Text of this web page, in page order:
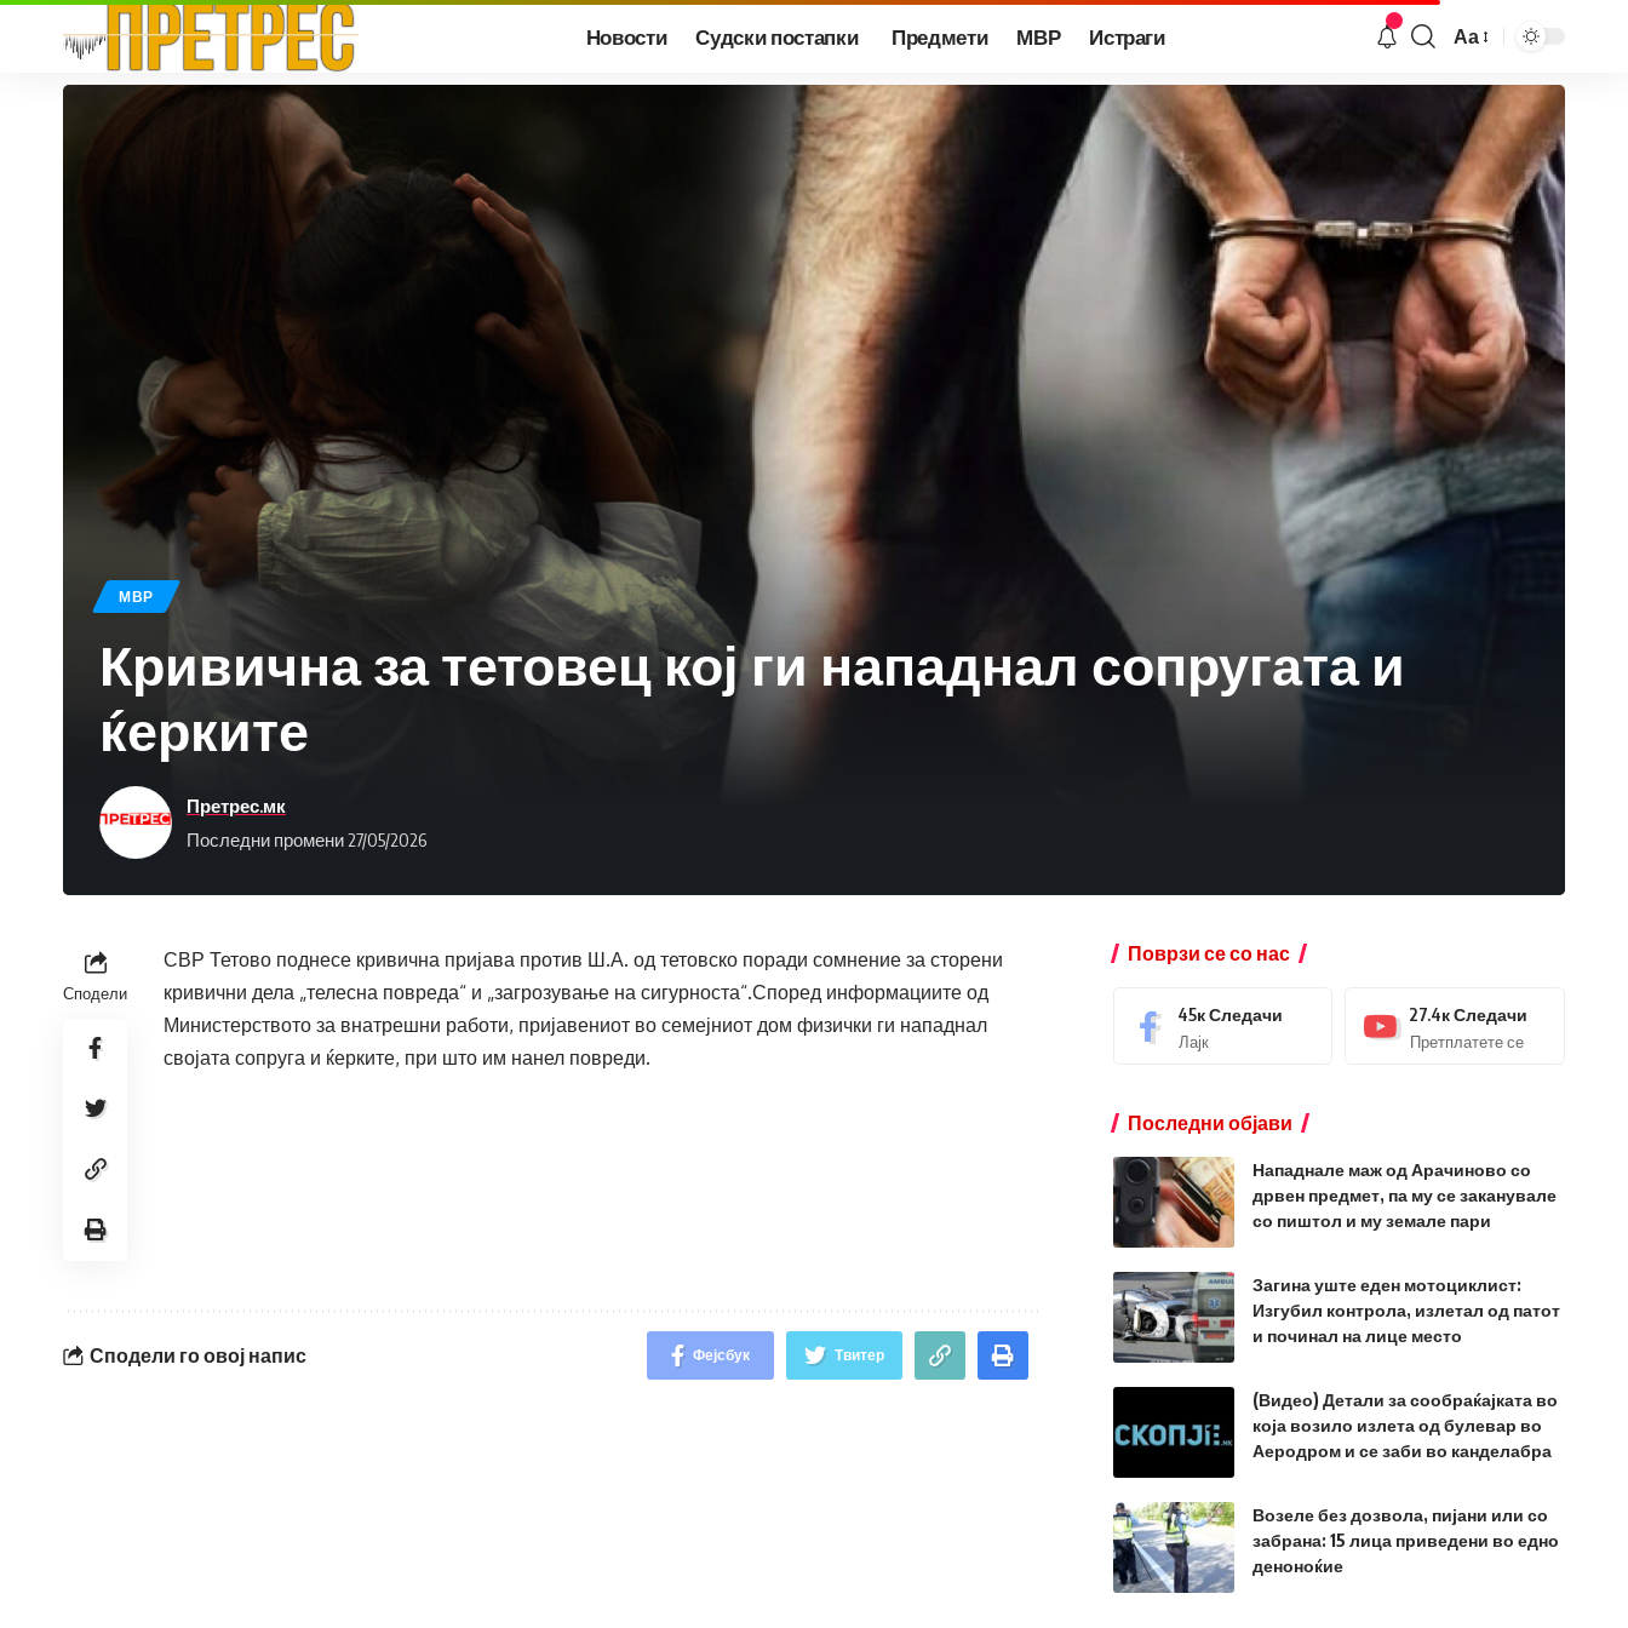
Новости Судски постапки Предмети МВР Истраги Аа
МВР
Кривична за тетовец кој ги нападнал сопругата и
ќерките
Последни промени 27/05/2026
Претрес.мк
Сподели
СВР Тетово поднесе кривична пријава против Ш.А. од тетовско поради сомнение за сторени
кривични дела „телесна повреда“ и „загрозување на сигурноста“.Според информациите од
Министерството за внатрешни работи, пријавениот во семејниот дом физички ги нападнал
својата сопруга и ќерките, при што им нанел повреди.
Сподели го овој напис Фејсбук Твитер
Поврзи се со нас
45кСледачи
Лајк
27.4кСледачи
Претплатете се
Последни објави
Нападнале маж од Арачиново со
дрвен предмет, па му се заканувале
со пиштол и му земале пари
Загина уште еден мотоциклист:
Изгубил контрола, излетал од патот
и починал на лице место
(Видео) Детали за сообраќајката во
која возило излета од булевар во
Аеродром и се заби во канделабра
Возеле без дозвола, пијани или со
забрана: 15 лица приведени во едно
деноноќие